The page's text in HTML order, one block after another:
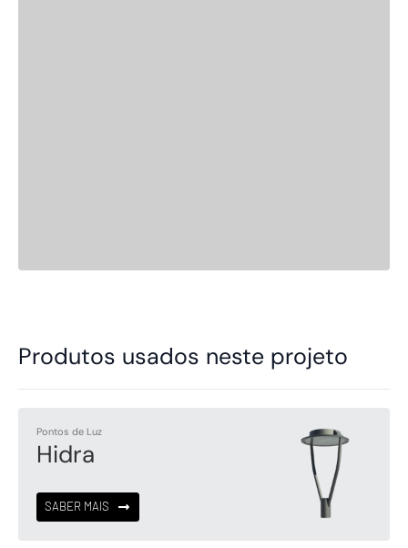
Produtos usados neste projeto
Pontos de Luz
Hidra
SABER MAIS